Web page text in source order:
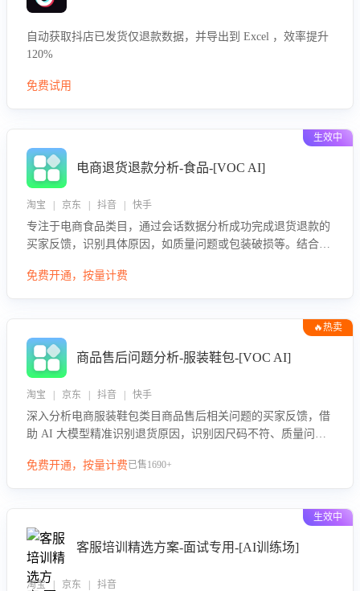
自动获取抖店已发货仅退款数据，并导出到 Excel ，效率提升
120%
免费试用
生效中
电商退货退款分析-食品-[VOC AI]
淘宝 | 京东 | 抖音 | 快手
专注于电商食品类目，通过会话数据分析成功完成退货退款的
买家反馈，识别具体原因，如质量问题或包装破损等。结合AI
低退款率，提升售后效率。
免费开通，按量计费
🔥热卖
商品售后问题分析-服装鞋包-[VOC AI]
淘宝 | 京东 | 抖音 | 快手
深入分析电商服装鞋包类目商品售后相关问题的买家反馈，借
助 AI 大模型精准识别退货原因，识别因尺码不符、质量问题
商家优化产品或服务，实现销售额的显著提升。
免费开通，按量计费已售1690+
生效中
客服培训精选方案-面试专用-[AI训练场]
淘宝 | 京东 | 抖音